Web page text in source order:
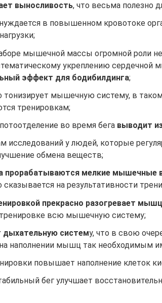
выносливость, что весьма полезно
в повышенном кровотоке
мышечной массы огромной роли не
укреплению
эффект для бодибилдинга;
тонизирует мышечную систему, в
тренировкам;
во время бега выводит
исследований у людей, которые
обмена веществ;
прорабатываются мелкие мышечные
сказывается на результативности
прекрасно разогревает
всю мышечную систему;
дыхательную систему, что в свою
наполнении мышц так необходимым
повышает наполнение клеток
бег улучшает